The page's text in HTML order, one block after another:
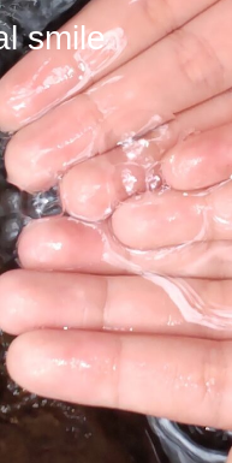
smile